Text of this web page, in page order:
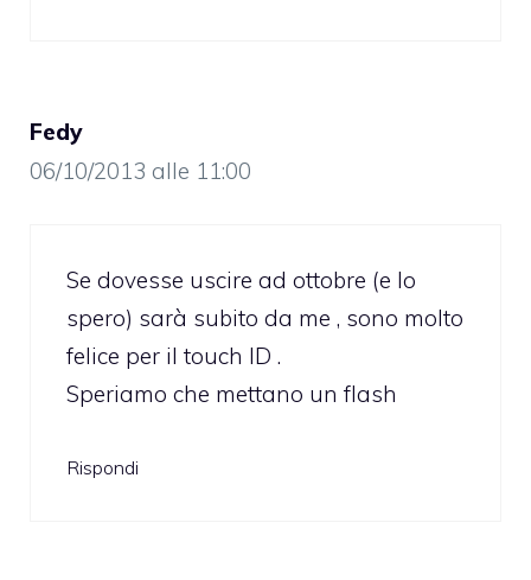
Fedy
06/10/2013 alle 11:00
Se dovesse uscire ad ottobre (e lo
spero) sarà subito da me , sono molto
felice per il touch ID .
Speriamo che mettano un flash
Rispondi